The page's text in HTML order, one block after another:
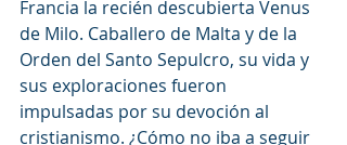
Francia la recién descubierta Venus
de Milo. Caballero de Malta y de la
Orden del Santo Sepulcro, su vida y
sus exploraciones fueron
impulsadas por su devoción al
cristianismo. ¿Cómo no iba a seguir